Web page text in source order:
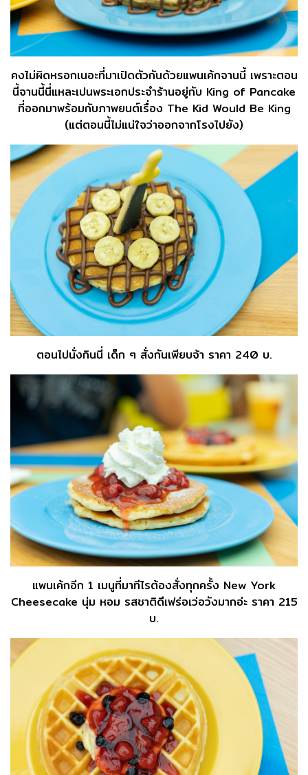
คงไม่ผิดหรอกเนอะที่มาเปิดตัวกันด้วยแพนเค้กจานนี้ เพราะตอน
นี้จานนี้นี่แหละเปนพระเอกประจำร้านอยู่กับ King of Pancake
ที่ออกมาพร้อมกับภาพยนต์เรื่อง The Kid Would Be King
(แต่ตอนนี้ไม่แน่ใจว่าออกจากโรงไปยัง)
ตอนไปนั่งกินนี่ เด็ก ๆ สั่งกันเพียบจ้า ราคา 240 บ.
แพนเค้กอีก 1 เมนูที่มาทีไรต้องสั่งทุกครั้ง New York
Cheesecake นุ่ม หอม รสชาติดีเฟร่อเว่อวังมากอ่ะ ราคา 215
บ.